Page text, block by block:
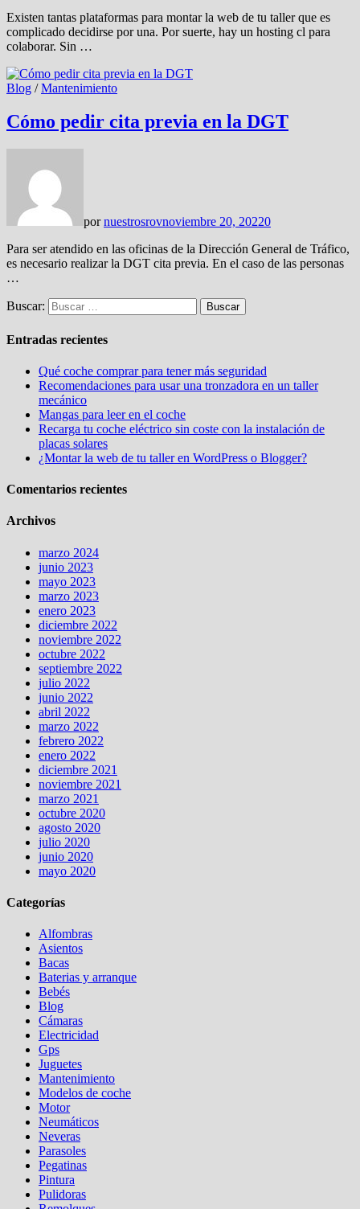
Existen tantas plataformas para montar la web de tu taller que es
complicado decidirse por una. Por suerte, hay un hosting cl para
colaborar. Sin …
Blog /Mantenimiento
Cómo pedir cita previa en la DGT
pornuestrosrovnoviembre 20, 20220
Para ser atendido en las oficinas de la Dirección General de Tráfico,
es necesario realizar la DGT cita previa. En el caso de las personas
…
Buscar:
Entradas recientes
Qué coche comprar para tener más seguridad
Recomendaciones para usar una tronzadora en un taller
mecánico
Mangas para leer en el coche
Recarga tu coche eléctrico sin coste con la instalación de
placas solares
¿Montar la web de tu taller en WordPress o Blogger?
Comentarios recientes
Archivos
marzo 2024
junio 2023
mayo 2023
marzo 2023
enero 2023
diciembre 2022
noviembre 2022
octubre 2022
septiembre 2022
julio 2022
junio 2022
abril 2022
marzo 2022
febrero 2022
enero 2022
diciembre 2021
noviembre 2021
marzo 2021
octubre 2020
agosto 2020
julio 2020
junio 2020
mayo 2020
Categorías
Alfombras
Asientos
Bacas
Baterias y arranque
Bebés
Blog
Cámaras
Electricidad
Gps
Juguetes
Mantenimiento
Modelos de coche
Motor
Neumáticos
Neveras
Parasoles
Pegatinas
Pintura
Pulidoras